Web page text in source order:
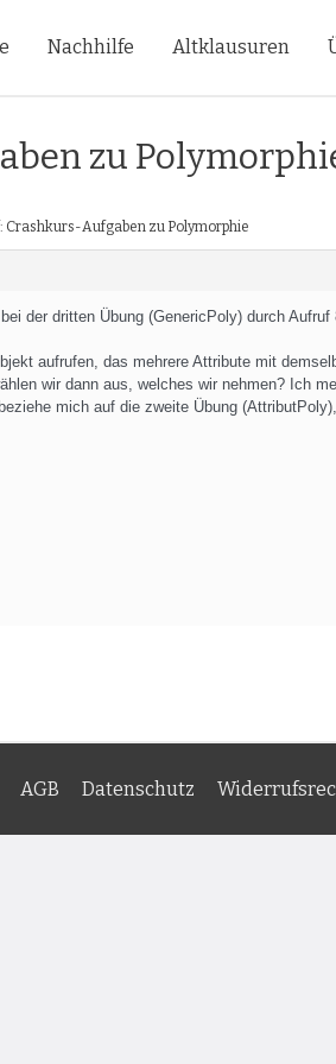
Nachhilfe Altklausuren
zu
Crashkurs-Aufgaben zu Polymorphie
der dritten Übung (GenericPoly) durch
aufrufen, das mehrere Attribute mit
wir dann aus, welches wir nehmen? Ich
mich auf die zweite Übung
AGB Datenschutz